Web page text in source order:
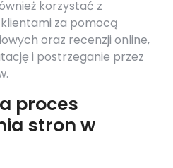
korzystać z
za pomocą
oraz recenzji online,
i postrzeganie przez
proces
stron w